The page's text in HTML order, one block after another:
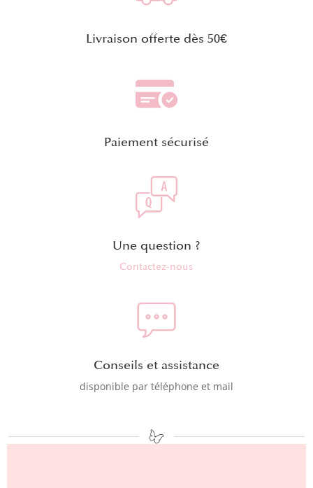
Livraison offerte dès 50€
Paiement sécurisé
Une question ?
Contactez-nous
Conseils et assistance
disponible par téléphone et mail